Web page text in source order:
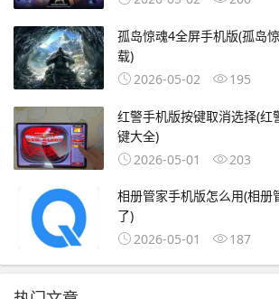
孤岛惊魂4全屏手机版(孤岛
载)
2026-05-02
195
红警手机版按键取消选择(红
键大全)
2026-05-01
203
相册管家手机版怎么用(相册
了)
2026-05-01
187